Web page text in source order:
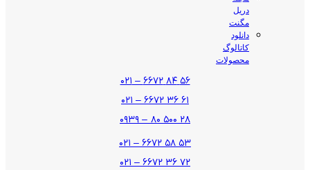
دریل
مگنت
دانلود
کاتالوگ
محصولات
۵۶ ۸۴ ۶۶۷۲ – ۰۲۱
۶۱ ۳۶ ۶۶۷۲ – ۰۲۱
۲۸ ۵۰۰ ۸۰ – ۰۹۳۹
۵۳ ۵۸ ۶۶۷۲ – ۰۲۱
۷۲ ۳۶ ۶۶۷۲ – ۰۲۱